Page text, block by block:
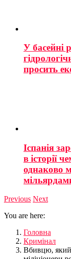
У басейні
просить
Іспанія
в історії
однаково
Previous Next
You are here:
Головна
Кримінал
Вбивцю, який